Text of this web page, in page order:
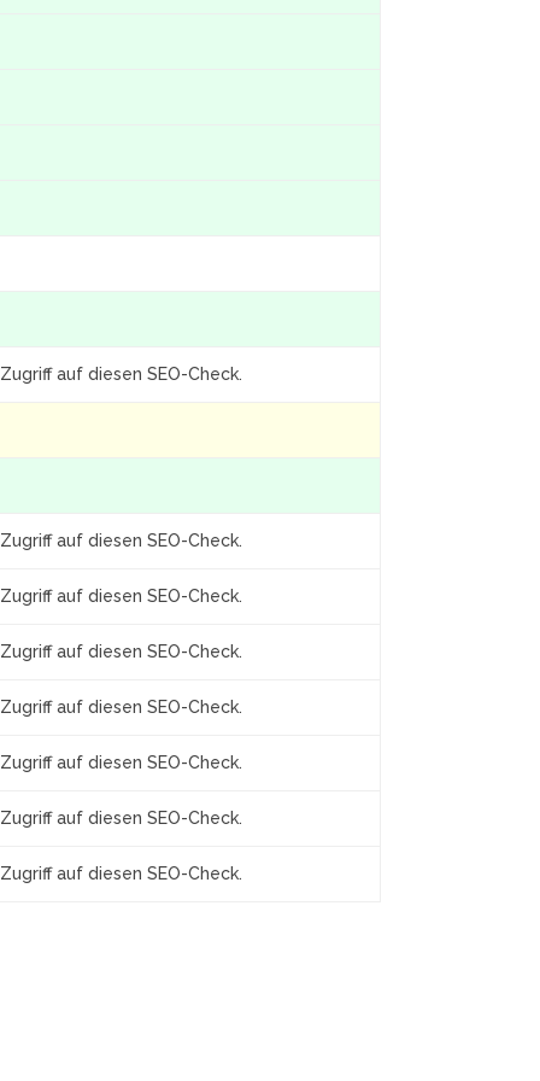
auf diesen SEO-Check.
auf diesen SEO-Check.
auf diesen SEO-Check.
auf diesen SEO-Check.
auf diesen SEO-Check.
auf diesen SEO-Check.
auf diesen SEO-Check.
auf diesen SEO-Check.